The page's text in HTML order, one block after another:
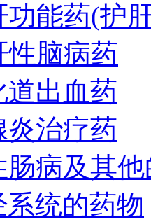
功能药(护
性脑病药
道出血药
炎治疗药
肠病及其
统的药物